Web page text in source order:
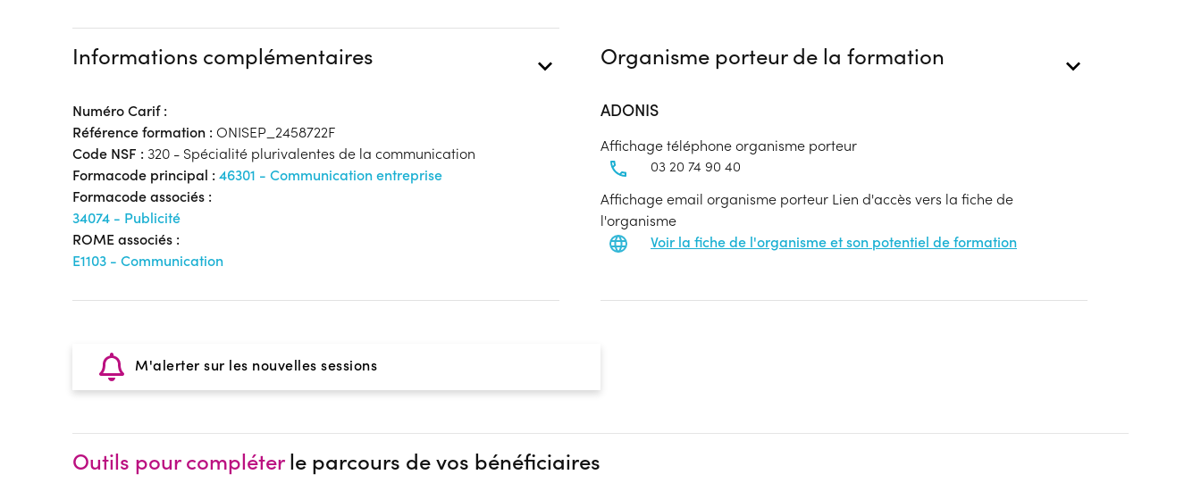
Informations complémentaires
Numéro Carif :
Référence formation : ONISEP_2458722F
Code NSF : 320 - Spécialité plurivalentes de la communication
Formacode principal : 46301 - Communication entreprise
Formacode associés :
34074 - Publicité
ROME associés :
E1103 - Communication
Organisme porteur de la formation
ADONIS
Affichage téléphone organisme porteur
03 20 74 90 40
Affichage email organisme porteur Lien d'accès vers la fiche de
l'organisme
Voir la fiche de l'organisme et son potentiel de formation
M'alerter sur les nouvelles sessions
Outils pour compléterle parcours de vos bénéficiaires